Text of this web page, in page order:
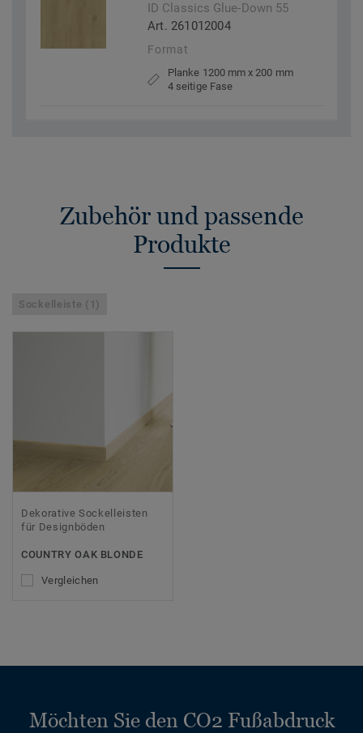
ID Classics Glue-Down 55
Art. 261012004
Format
Planke 1200 mm x 200 mm
4 seitige Fase
Zubehör und passende
Produkte
Sockelleiste (1)
Dekorative Sockelleisten
für Designböden
COUNTRY OAK BLONDE
Vergleichen
Möchten Sie den CO2 Fußabdruck